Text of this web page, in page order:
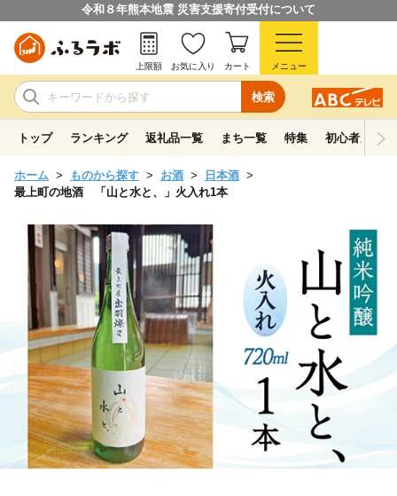
令和８年熊本地震 災害支援寄付受付について
検索
上限額 お気に入り カート メニュー
トップ ランキング 返礼品一覧 まち一覧 特集 初心者ガイド
ホーム ものから探す お酒
日本酒
最上町の地酒 「山と水と、」火入れ1本